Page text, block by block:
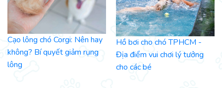
Cạo lông chó Corgi: Nên hay
không? Bí quyết giảm rụng
lông
Hồ bơi cho chó TPHCM -
Địa điểm vui chơi lý tưởng
cho các bé